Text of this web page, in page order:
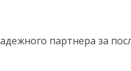
партнера за